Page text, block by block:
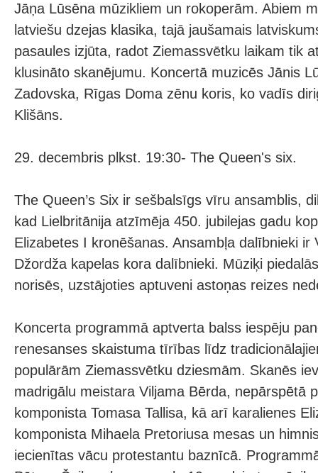
Jāņa Lūsēna mūzikliem un rokoperām. Abiem
latviešu dzejas klasika, tajā jaušamais
pasaules izjūta, radot Ziemassvētku laikam tik
klusināto skanējumu. Koncertā muzicēs Jānis
Zadovska, Rīgas Doma zēnu koris, ko vadīs
Klišāns.
29. decembris plkst. 19:30- The Queen's six.
The Queen’s Six ir sešbalsīgs vīru ansamblis,
kad Lielbritānija atzīmēja 450. jubilejas gadu
Elizabetes I kronēšanas. Ansambļa dalībnieki ir
Džordža kapelas kora dalībnieki. Mūziķi
norisēs, uzstājoties aptuveni astoņas reizes
Koncerta programmā aptverta balss iespēju
renesanses skaistuma tīrības līdz
populārām Ziemassvētku dziesmām. Skanēs
madrigālu meistara Viljama Bērda, nepārspētā
komponista Tomasa Tallisa, kā arī karalienes
komponista Mihaela Pretoriusa mesas un
iecienītas vācu protestantu baznīcā.